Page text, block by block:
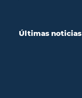
Últimas noticias